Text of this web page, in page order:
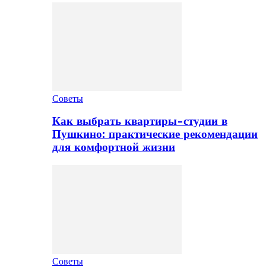
Советы
Как выбрать квартиры-студии в
Пушкино: практические рекомендации
для комфортной жизни
Советы